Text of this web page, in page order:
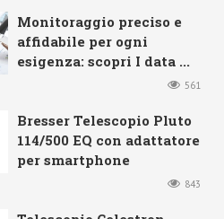
Monitoraggio preciso e
affidabile per ogni
esigenza: scopri I data ...
561
Bresser Telescopio Pluto
114/500 EQ con adattatore
per smartphone
843